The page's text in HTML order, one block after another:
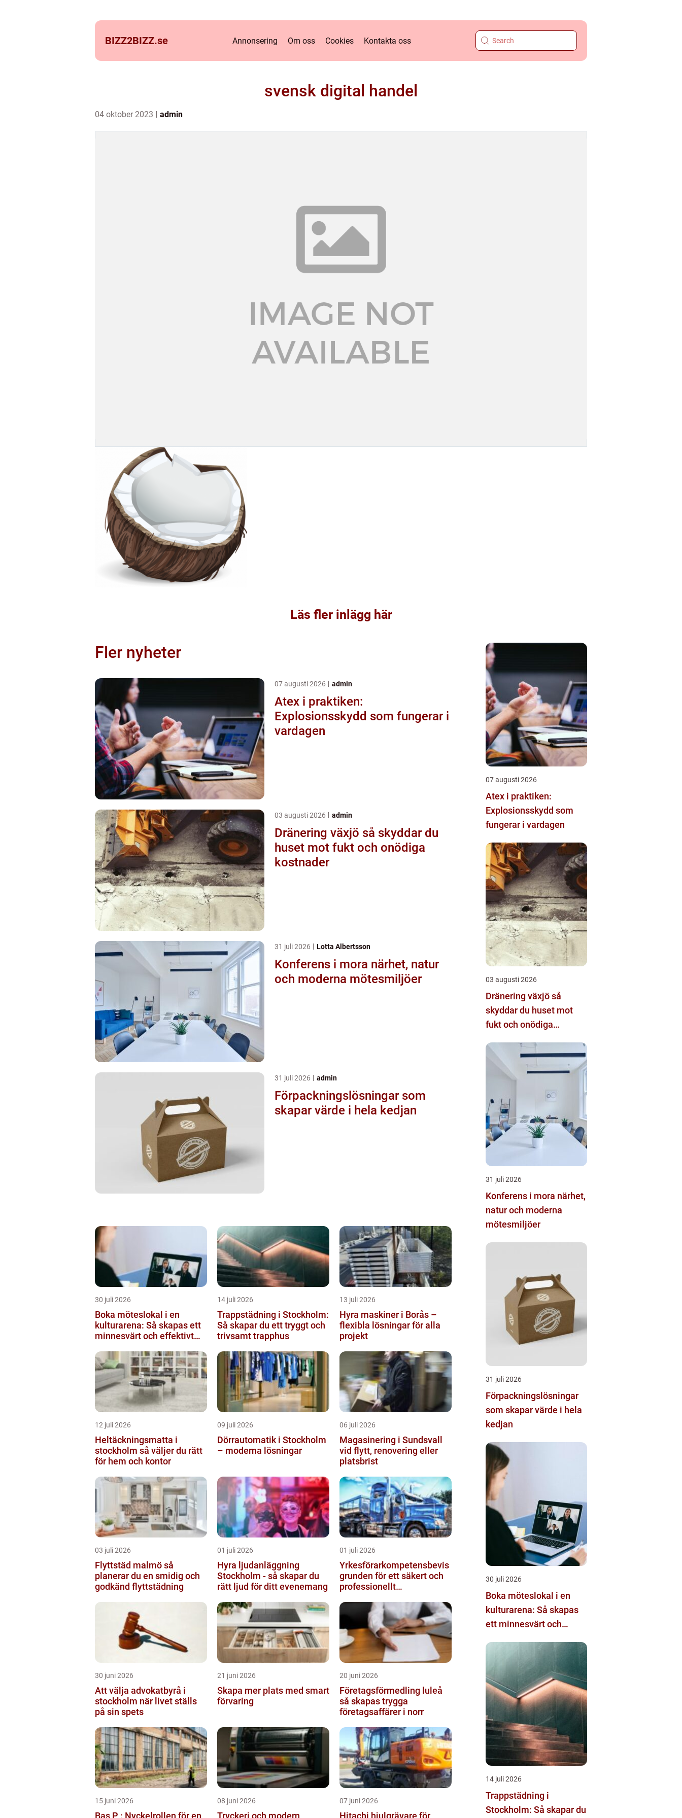
BIZZ2BIZZ.se Annonsering Om oss Cookies Kontakta oss
svensk digital handel
04 oktober 2023 admin
Läs fler inlägg här
Fler nyheter
07 augusti 2026 admin
Atex i praktiken:
Explosionsskydd som fungerar i
vardagen
03 augusti 2026 admin
Dränering växjö så skyddar du
huset mot fukt och onödiga
kostnader
31 juli 2026 Lotta Albertsson
Konferens i mora närhet, natur
och moderna mötesmiljöer
31 juli 2026 admin
Förpackningslösningar som
skapar värde i hela kedjan
30 juli 2026
Boka möteslokal i en
kulturarena: Så skapas ett
minnesvärt och effektivt
14 juli 2026
Trappstädning i Stockholm:
Så skapar du ett tryggt och
trivsamt trapphus
13 juli 2026
Hyra maskiner i Borås –
flexibla lösningar för alla
projekt
12 juli 2026
Heltäckningsmatta i
stockholm så väljer du rätt
för hem och kontor
09 juli 2026
Dörrautomatik i Stockholm
– moderna lösningar
06 juli 2026
Magasinering i Sundsvall
vid flytt, renovering eller
platsbrist
03 juli 2026
Flyttstäd malmö så
planerar du en smidig och
godkänd flyttstädning
01 juli 2026
Hyra ljudanläggning
Stockholm - så skapar du
rätt ljud för ditt evenemang
01 juli 2026
Yrkesförarkompetensbevis
grunden för ett säkert och
professionellt
30 juni 2026
Att välja advokatbyrå i
stockholm när livet ställs
på sin spets
21 juni 2026
Skapa mer plats med smart
förvaring
20 juni 2026
Företagsförmedling luleå
så skapas trygga
företagsaffärer i norr
15 juni 2026
Bas P : Nyckelrollen för en
08 juni 2026
Tryckeri och modern
07 juni 2026
Hitachi hjulgrävare för
07 augusti 2026
Atex i praktiken:
Explosionsskydd som
fungerar i vardagen
03 augusti 2026
Dränering växjö så
skyddar du huset mot
fukt och onödiga
31 juli 2026
Konferens i mora närhet,
natur och moderna
mötesmiljöer
31 juli 2026
Förpackningslösningar
som skapar värde i hela
kedjan
30 juli 2026
Boka möteslokal i en
kulturarena: Så skapas
ett minnesvärt och
14 juli 2026
Trappstädning i
Stockholm: Så skapar du